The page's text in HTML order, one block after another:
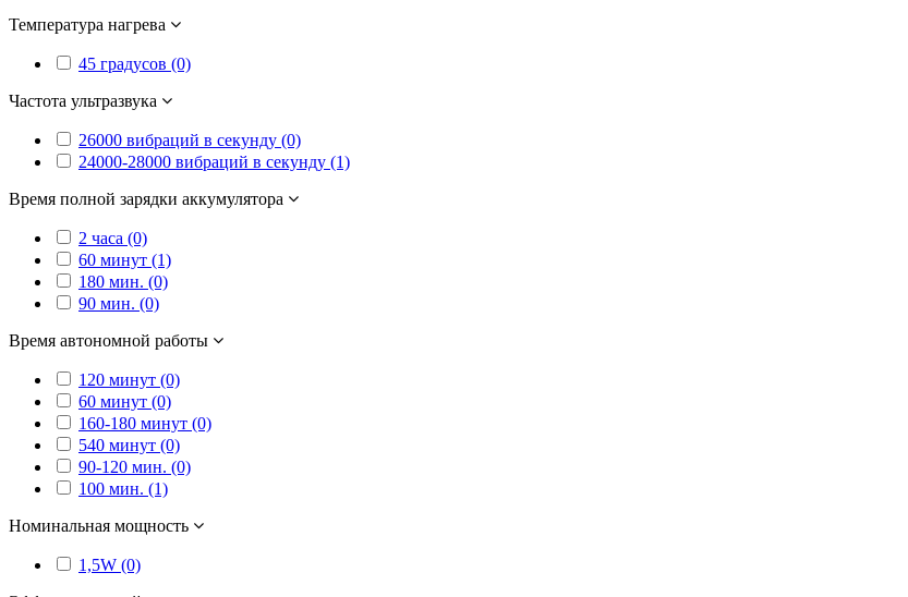
Температура нагрева
45 градусов (0)
Частота ультразвука
26000 вибраций в секунду (0)
24000-28000 вибраций в секунду (1)
Время полной зарядки аккумулятора
2 часа (0)
60 минут (1)
180 мин. (0)
90 мин. (0)
Время автономной работы
120 минут (0)
60 минут (0)
160-180 минут (0)
540 минут (0)
90-120 мин. (0)
100 мин. (1)
Номинальная мощность
1,5W (0)